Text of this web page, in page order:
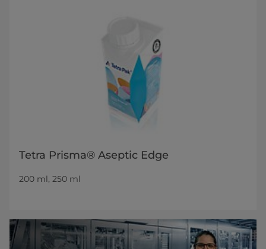
Tetra Prisma® Aseptic Edge
200 ml, 250 ml